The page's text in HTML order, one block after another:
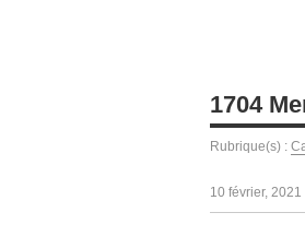
1704
Rubrique(s) :
10 février, 2021